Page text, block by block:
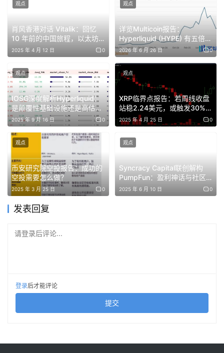
够以最优价格跨平台投注所有赛事。
第二名：Superfan
X 链接：https://x.com/superfan_one
介绍：Superfan 是一个基于 Solana 与 MetaDAO 基础设
施构建的元宇宙唱片厂牌，旨在通过预测市场机制将粉丝的
信念转化为艺术家的信用。粉丝可通过代币持有厂牌股份，
投票决定资助哪些艺术家，并从还款中获益。
第三名：Fora
X 链接：https://x.com/ForaMarkets
介绍：Fora 是一个支持群聊的社交型交易平台兼预测市场
协议。
第四名：Toaster.trade
轻量化交易平台。
第五名：Nomu
肖风香港对话 Vitalik：回忆
10 年前的中国旅程，以太坊
的未来与香港角色
2025 年 4 月 12 日 0
观点
详览Multicoin报告：
Hyperliquid (HYPE) 有五倍上
涨空间 | BlockWeeks
2026 年 6 月 26 日 0
观点
IOSG深度解析Hyperliquid：
是颠覆性基础设施还是高估值
泡沫？
2025 年 9 月 16 日 0
观点
XRP临界点报告：若周线收盘
站稳2.24美元，或触发30%级
脉冲行情
2025 年 4 月 25 日 0
观点
币安研究院空投报告：成功的
空投需要怎么做？
2025 年 3 月 25 日 0
观点
Syncracy Capital联创解构
PumpFun：盈利神话与社区
信任崩塌
2025 年 6 月 10 日 0
观点
发表回复
请登录后评论...
登录后才能评论
提交